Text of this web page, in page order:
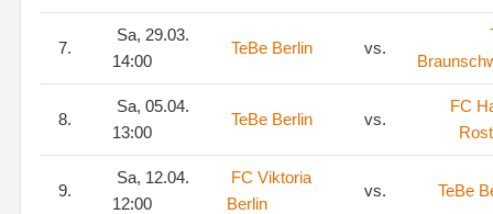
7.
Sa, 29.03.
14:00
TeBe Berlin vs.
8.
Sa, 05.04.
13:00
TeBe Berlin vs.
FC
9.
Sa, 12.04.
12:00
FC Viktoria
Berlin
vs. TeBe